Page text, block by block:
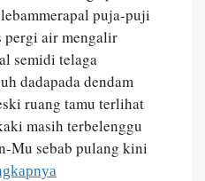
puja-puji
pergi air mengalir
semidi telaga
dadapada dendam
ruang tamu terlihat
masih terbelenggu
Mu sebab pulang kini